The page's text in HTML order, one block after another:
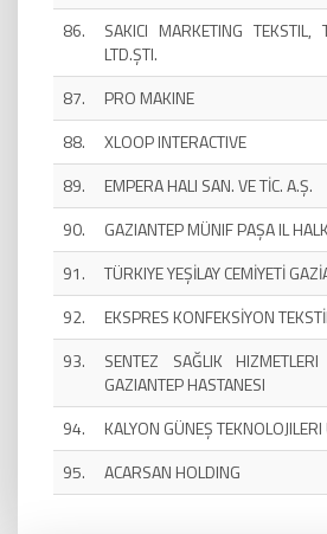
86.
SAKICI MARKETING TEKSTIL,
LTD.ŞTI.
87.
PRO MAKINE
88.
XLOOP INTERACTIVE
89.
EMPERA HALI SAN. VE TİC. A.Ş.
90.
GAZIANTEP MÜNIF PAŞA IL
91.
TÜRKIYE YEŞİLAY CEMİYETİ
92.
EKSPRES KONFEKSİYON
93.
SENTEZ SAĞLIK
GAZIANTEP HASTANESI
94.
KALYON GÜNEŞ
95.
ACARSAN HOLDING